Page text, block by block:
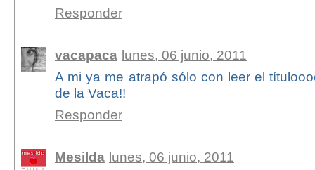
Responder
vacapaca lunes, 06 junio, 2011
A mi ya me atrapó sólo con leer el
de la Vaca!!
Responder
Mesilda lunes, 06 junio, 2011